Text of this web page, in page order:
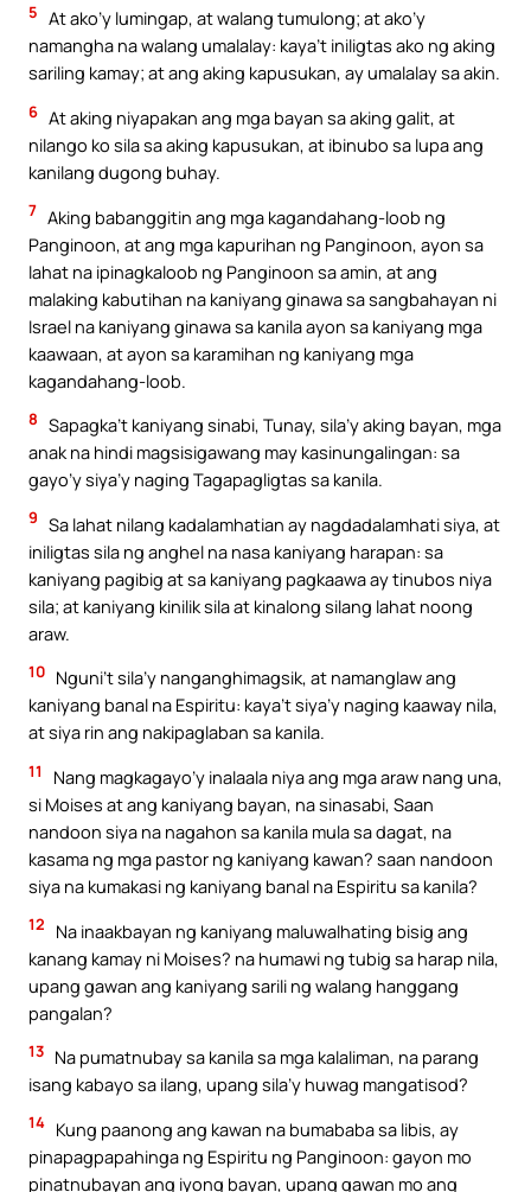
5 At ako’y lumingap, at walang tumulong; at ako’y
namangha na walang umalalay: kaya’t iniligtas ako ng aking
sariling kamay; at ang aking kapusukan, ay umalalay sa akin.
6 At aking niyapakan ang mga bayan sa aking galit, at
nilango ko sila sa aking kapusukan, at ibinubo sa lupa ang
kanilang dugong buhay.
7 Aking babanggitin ang mga kagandahang-loob ng
Panginoon, at ang mga kapurihan ng Panginoon, ayon sa
lahat na ipinagkaloob ng Panginoon sa amin, at ang
malaking kabutihan na kaniyang ginawa sa sangbahayan ni
Israel na kaniyang ginawa sa kanila ayon sa kaniyang mga
kaawaan, at ayon sa karamihan ng kaniyang mga
kagandahang-loob.
8 Sapagka’t kaniyang sinabi, Tunay, sila’y aking bayan, mga
anak na hindi magsisigawang may kasinungalingan: sa
gayo’y siya’y naging Tagapagligtas sa kanila.
9 Sa lahat nilang kadalamhatian ay nagdadalamhati siya, at
iniligtas sila ng anghel na nasa kaniyang harapan: sa
kaniyang pagibig at sa kaniyang pagkaawa ay tinubos niya
sila; at kaniyang kinilik sila at kinalong silang lahat noong
araw.
10 Nguni’t sila’y nanganghimagsik, at namanglaw ang
kaniyang banal na Espiritu: kaya’t siya’y naging kaaway nila,
at siya rin ang nakipaglaban sa kanila.
11
Nang magkagayo’y inalaala niya ang mga araw nang una,
si Moises at ang kaniyang bayan, na sinasabi, Saan
nandoon siya na nagahon sa kanila mula sa dagat, na
kasama ng mga pastor ng kaniyang kawan? saan nandoon
siya na kumakasi ng kaniyang banal na Espiritu sa kanila?
12
Na inaakbayan ng kaniyang maluwalhating bisig ang
kanang kamay ni Moises? na humawi ng tubig sa harap nila,
upang gawan ang kaniyang sarili ng walang hanggang
pangalan?
13 Na pumatnubay sa kanila sa mga kalaliman, na parang
isang kabayo sa ilang, upang sila’y huwag mangatisod?
14 Kung paanong ang kawan na bumababa sa libis, ay
pinapagpapahinga ng Espiritu ng Panginoon: gayon mo
pinatnubayan ang iyong bayan, upang gawan mo ang